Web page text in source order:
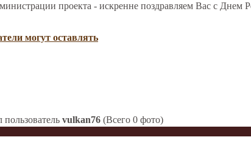
проекта - искренне поздравляем Вас с Днем
могут оставлять
vulkan76 (Всего 0 фото)